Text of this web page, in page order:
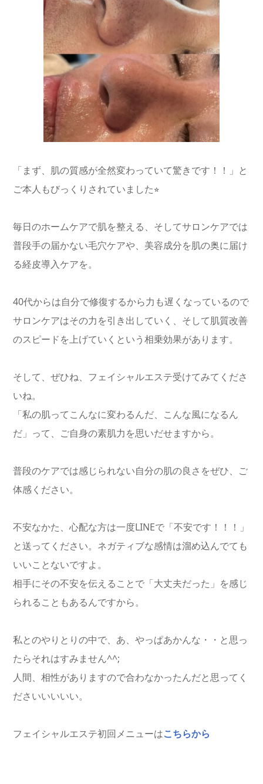
「まず、肌の質感が全然変わっていて驚きです！！」と
ご本人もびっくりされていました⭐︎
毎日のホームケアで肌を整える、そしてサロンケアでは
普段手の届かない毛穴ケアや、美容成分を肌の奥に届け
る経皮導入ケアを。
40代からは自分で修復するから力も遅くなっているので
サロンケアはその力を引き出していく、そして肌質改善
のスピードを上げていくという相乗効果があります。
そして、ぜひね、フェイシャルエステ受けてみてくださ
いね。
「私の肌ってこんなに変わるんだ、こんな風になるん
だ」って、ご自身の素肌力を思いだせますから。
普段のケアでは感じられない自分の肌の良さをぜひ、ご
体感ください。
不安なかた、心配な方は一度LINEで「不安です！！！」
と送ってください。ネガティブな感情は溜め込んでても
いいことないですよ。
相手にその不安を伝えることで「大丈夫だった」を感じ
られることもあるんですから。
私とのやりとりの中で、あ、やっぱあかんな・・と思っ
たらそれはすみません^^;
人間、相性がありますので合わなかったんだと思ってく
ださいいいいい。
フェイシャルエステ初回メニューはこちらから